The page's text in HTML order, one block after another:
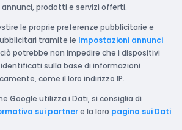
prodotti e servizi offerti.
le proprie preferenze pubblicitarie e
tramite le Impostazioni annunci
potrebbe non impedire che i dispositivi
sulla base di informazioni
come il loro indirizzo IP.
Google utilizza i Dati, si consiglia di
sui partnere la loro pagina sui Dati